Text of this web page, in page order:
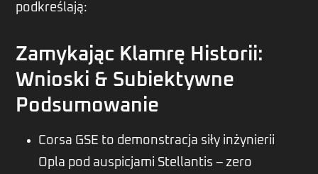
podkreślają:
Zamykając Klamrę Historii:
Wnioski & Subiektywne
Podsumowanie
Corsa GSE to demonstracja siły inżynierii
Opla pod auspicjami Stellantis – zero